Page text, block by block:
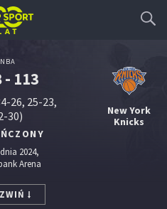
NBA
- 113
26, 25-23,
30)
2024,
Arena
New York
Knicks